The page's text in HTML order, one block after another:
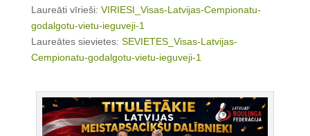
Laureāti vīrieši: VIRIESI_Visas-Latvijas-Cempionatu-
godalgotu-vietu-ieguveji-1
Laureātes sievietes: SEVIETES_Visas-Latvijas-
Cempionatu-godalgotu-vietu-ieguveji-1